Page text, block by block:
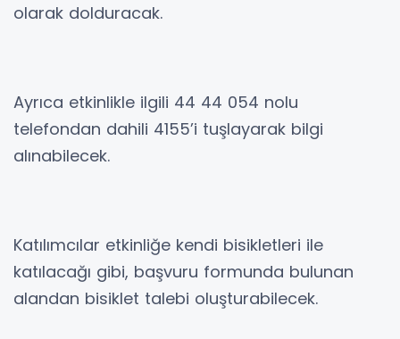
olarak dolduracak.
Ayrıca etkinlikle ilgili 44 44 054 nolu
telefondan dahili 4155’i tuşlayarak bilgi
alınabilecek.
Katılımcılar etkinliğe kendi bisikletleri ile
katılacağı gibi, başvuru formunda bulunan
alandan bisiklet talebi oluşturabilecek.